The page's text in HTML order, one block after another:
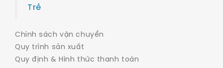
Trẻ
Chính sách vận chuyển
Quy trình sản xuất
Quy định & Hình thức thanh toán